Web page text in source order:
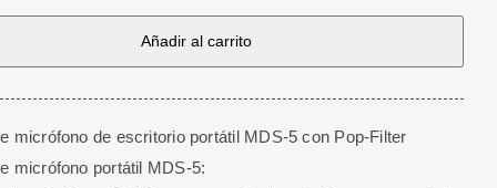
Añadir al carrito
micrófono de escritorio portátil MDS-5 con Pop-Filter
micrófono portátil MDS-5: